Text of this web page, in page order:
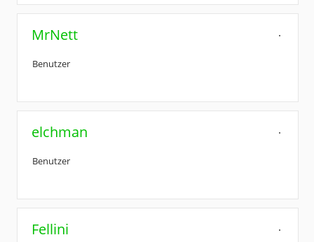
MrNett
Benutzer
elchman
Benutzer
Fellini